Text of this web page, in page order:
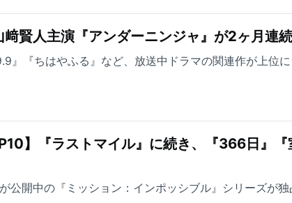
﨑賢人主演『アンダーニンジャ』が2ヶ月連
』『ちはやふる』など、放送中ドラマの関連作が上位に
】『ラストマイル』に続き、『366日』『
公開中の『ミッション：インポッシブル』シリーズが独